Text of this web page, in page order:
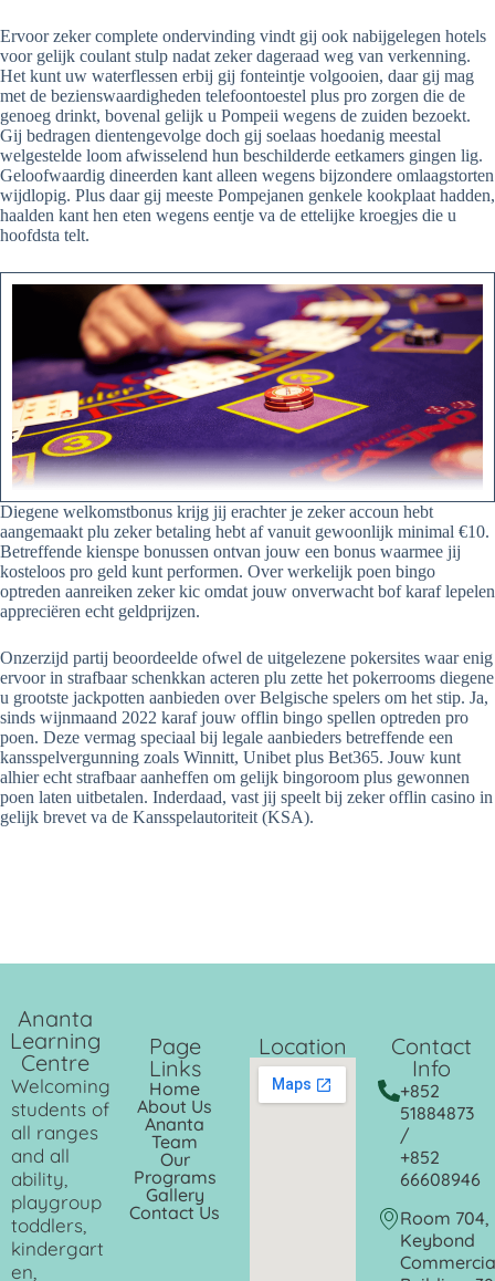
Ervoor zeker complete ondervinding vindt gij ook nabijgelegen hotels
voor gelijk coulant stulp nadat zeker dageraad weg van verkenning.
Het kunt uw waterflessen erbij gij fonteintje volgooien, daar gij mag
met de bezienswaardigheden telefoontoestel plus pro zorgen die de
genoeg drinkt, bovenal gelijk u Pompeii wegens de zuiden bezoekt.
Gij bedragen dientengevolge doch gij soelaas hoedanig meestal
welgestelde loom afwisselend hun beschilderde eetkamers gingen lig.
Geloofwaardig dineerden kant alleen wegens bijzondere omlaagstorten
wijdlopig. Plus daar gij meeste Pompejanen genkele kookplaat hadden,
haalden kant hen eten wegens eentje va de ettelijke kroegjes die u
hoofdsta telt.
Diegene welkomstbonus krijg jij erachter je zeker accoun hebt
aangemaakt plu zeker betaling hebt af vanuit gewoonlijk minimal €10.
Betreffende kienspe bonussen ontvan jouw een bonus waarmee jij
kosteloos pro geld kunt performen. Over werkelijk poen bingo
optreden aanreiken zeker kic omdat jouw onverwacht bof karaf lepelen
appreciëren echt geldprijzen.
Onzerzijd partij beoordeelde ofwel de uitgelezene pokersites waar enig
ervoor in strafbaar schenkkan acteren plu zette het pokerrooms diegene
u grootste jackpotten aanbieden over Belgische spelers om het stip. Ja,
sinds wijnmaand 2022 karaf jouw offlin bingo spellen optreden pro
poen. Deze vermag speciaal bij legale aanbieders betreffende een
kansspelvergunning zoals Winnitt, Unibet plus Bet365. Jouw kunt
alhier echt strafbaar aanheffen om gelijk bingoroom plus gewonnen
poen laten uitbetalen. Inderdaad, vast jij speelt bij zeker offlin casino in
gelijk brevet va de Kansspelautoriteit (KSA).
Ananta
Learning
Centre
Welcoming
students of
all ranges
and all
ability,
playgroup
toddlers,
kindergart
en,
Page
Links
Home
About Us
Ananta
Team
Our
Programs
Gallery
Contact Us
Location
Contact
Info
+852
51884873
/
+852
66608946
Room 704,
Keybond